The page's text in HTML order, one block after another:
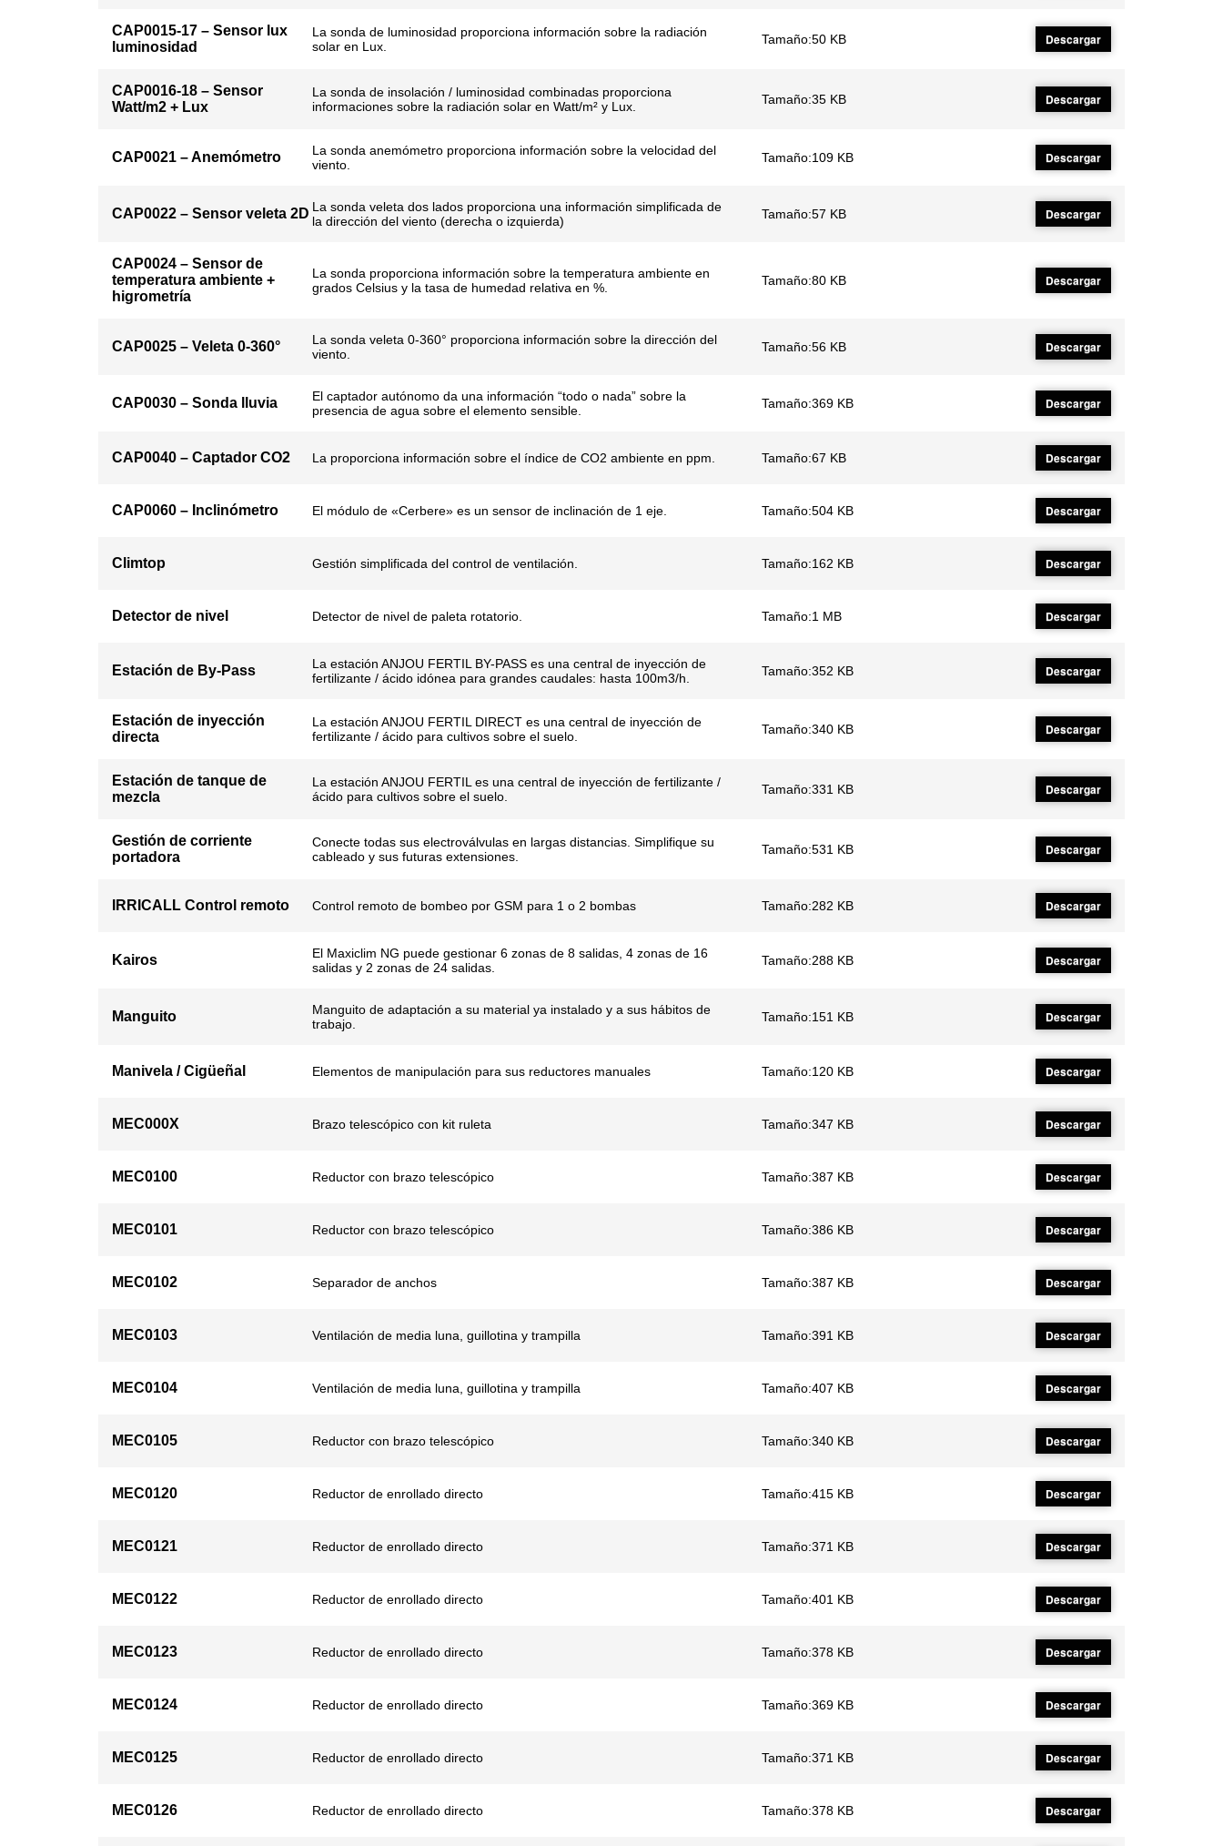
CAP0015-17 – Sensor lux
luminosidad
La sonda de luminosidad proporciona información sobre la radiación
solar en Lux.
Tamaño:50 KB Descargar
CAP0016-18 – Sensor
Watt/m2 + Lux
La sonda de insolación / luminosidad combinadas proporciona
informaciones sobre la radiación solar en Watt/m² y Lux.
Tamaño:35 KB Descargar
CAP0021 – Anemómetro
La sonda anemómetro proporciona información sobre la velocidad del
viento.
Tamaño:109 KB Descargar
CAP0022 – Sensor veleta 2D La sonda veleta dos lados proporciona una información simplificada de
la dirección del viento (derecha o izquierda)
Tamaño:57 KB Descargar
CAP0024 – Sensor de
temperatura ambiente +
higrometría
La sonda proporciona información sobre la temperatura ambiente en
grados Celsius y la tasa de humedad relativa en %.
Tamaño:80 KB Descargar
CAP0025 – Veleta 0-360°
La sonda veleta 0-360° proporciona información sobre la dirección del
viento.
Tamaño:56 KB Descargar
CAP0030 – Sonda lluvia
El captador autónomo da una información “todo o nada” sobre la
presencia de agua sobre el elemento sensible.
Tamaño:369 KB Descargar
CAP0040 – Captador CO2 La proporciona información sobre el índice de CO2 ambiente en ppm. Tamaño:67 KB Descargar
CAP0060 – Inclinómetro El módulo de «Cerbere» es un sensor de inclinación de 1 eje. Tamaño:504 KB Descargar
Climtop Gestión simplificada del control de ventilación. Tamaño:162 KB Descargar
Detector de nivel Detector de nivel de paleta rotatorio. Tamaño:1 MB Descargar
Estación de By-Pass
La estación ANJOU FERTIL BY-PASS es una central de inyección de
fertilizante / ácido idónea para grandes caudales: hasta 100m3/h.
Tamaño:352 KB Descargar
Estación de inyección
directa
La estación ANJOU FERTIL DIRECT es una central de inyección de
fertilizante / ácido para cultivos sobre el suelo.
Tamaño:340 KB Descargar
Estación de tanque de
mezcla
La estación ANJOU FERTIL es una central de inyección de fertilizante /
ácido para cultivos sobre el suelo.
Tamaño:331 KB Descargar
Gestión de corriente
portadora
Conecte todas sus electroválvulas en largas distancias. Simplifique su
cableado y sus futuras extensiones.
Tamaño:531 KB Descargar
IRRICALL Control remoto Control remoto de bombeo por GSM para 1 o 2 bombas Tamaño:282 KB Descargar
Kairos
El Maxiclim NG puede gestionar 6 zonas de 8 salidas, 4 zonas de 16
salidas y 2 zonas de 24 salidas.
Tamaño:288 KB Descargar
Manguito
Manguito de adaptación a su material ya instalado y a sus hábitos de
trabajo.
Tamaño:151 KB Descargar
Manivela / Cigüeñal Elementos de manipulación para sus reductores manuales Tamaño:120 KB Descargar
MEC000X Brazo telescópico con kit ruleta Tamaño:347 KB Descargar
MEC0100 Reductor con brazo telescópico Tamaño:387 KB Descargar
MEC0101 Reductor con brazo telescópico Tamaño:386 KB Descargar
MEC0102 Separador de anchos Tamaño:387 KB Descargar
MEC0103 Ventilación de media luna, guillotina y trampilla Tamaño:391 KB Descargar
MEC0104 Ventilación de media luna, guillotina y trampilla Tamaño:407 KB Descargar
MEC0105 Reductor con brazo telescópico Tamaño:340 KB Descargar
MEC0120 Reductor de enrollado directo Tamaño:415 KB Descargar
MEC0121 Reductor de enrollado directo Tamaño:371 KB Descargar
MEC0122 Reductor de enrollado directo Tamaño:401 KB Descargar
MEC0123 Reductor de enrollado directo Tamaño:378 KB Descargar
MEC0124 Reductor de enrollado directo Tamaño:369 KB Descargar
MEC0125 Reductor de enrollado directo Tamaño:371 KB Descargar
MEC0126 Reductor de enrollado directo Tamaño:378 KB Descargar